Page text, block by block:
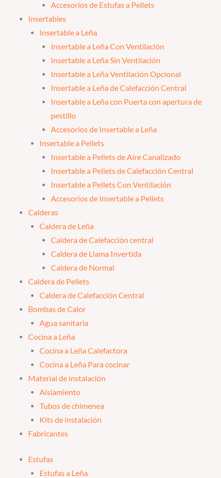
Accesorios de Estufas a Pellets
Insertables
Insertable a Leña
Insertable a Leña Con Ventilación
Insertable a Leña Sin Ventilación
Insertable a Leña Ventilación Opcional
Insertable a Leña de Calefacción Central
Insertable a Leña con Puerta con apertura de
pestillo
Accesorios de Insertable a Leña
Insertable a Pellets
Insertable a Pellets de Aire Canalizado
Insertable a Pellets de Calefacción Central
Insertable a Pellets Con Ventilación
Accesorios de Insertable a Pellets
Calderas
Caldera de Leña
Caldera de Calefacción central
Caldera de Llama Invertida
Caldera de Normal
Caldera de Pellets
Caldera de Calefacción Central
Bombas de Calor
Agua sanitaria
Cocina a Leña
Cocina a Leña Calefactora
Cocina a Leña Para cocinar
Material de instalación
Aislamiento
Tubos de chimenea
Kits de instalación
Fabricantes
Estufas
Estufas a Leña